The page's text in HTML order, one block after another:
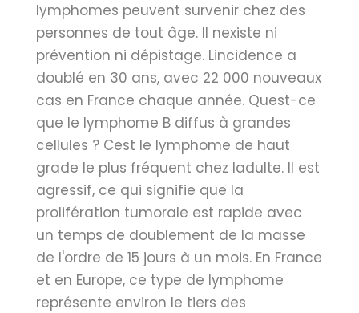
lymphomes peuvent survenir chez des
personnes de tout âge. Il nexiste ni
prévention ni dépistage. Lincidence a
doublé en 30 ans, avec 22 000 nouveaux
cas en France chaque année. Quest-ce
que le lymphome B diffus à grandes
cellules ? Cest le lymphome de haut
grade le plus fréquent chez ladulte. Il est
agressif, ce qui signifie que la
prolifération tumorale est rapide avec
un temps de doublement de la masse
de l'ordre de 15 jours à un mois. En France
et en Europe, ce type de lymphome
représente environ le tiers des